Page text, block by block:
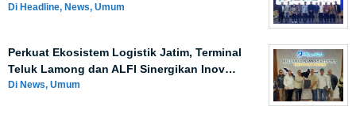
Di Headline, News, Umum
Perkuat Ekosistem Logistik Jatim, Terminal
Teluk Lamong dan ALFI Sinergikan Inov…
Di News, Umum